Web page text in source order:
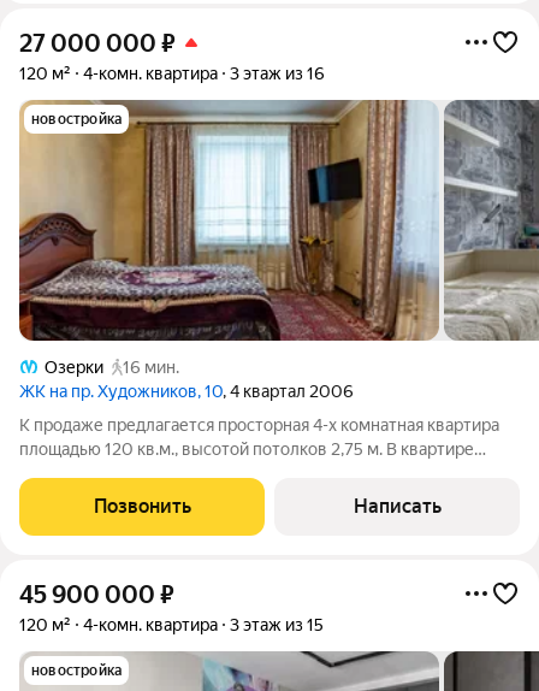
27 000 000 ₽
120 м² 4-комн. квартира 3 этаж из 16
новостройка
Озерки
16 мин.
ЖК на пр. Художников, 10, 4 квартал 2006
К продаже предлагается просторная 4-х комнатная квартира
площадью 120 кв.м., высотой потолков 2,75 м. В квартире
отдельные комнаты (14.8кв. м. + 15.6кв. м.+ 23.5кв. м.). Большая
гостиная (17,3
Позвонить Написать
45 900 000 ₽
120 м² 4-комн. квартира 3 этаж из 15
новостройка